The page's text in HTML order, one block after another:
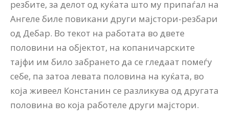
резбите, за делот од куќата што му припаѓал на
Ангеле биле повикани други мајстори-резбари
од Дебар. Во текот на работата во двете
половини на објектот, на копаничарските
тајфи им било забрането да се гледаат помеѓу
себе, па затоа левата половина на куќата, во
која живеел Констанин се разликува од другата
половина во која работеле други мајстори.